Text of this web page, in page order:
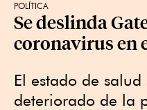
POLÍTICA
Se deslinda
coronavirus en
El estado de
deteriorado de la